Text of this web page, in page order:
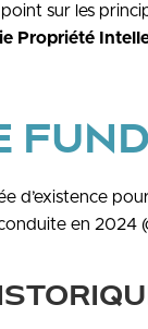
sur les
Propriété
FUND
d’existence
en 2024